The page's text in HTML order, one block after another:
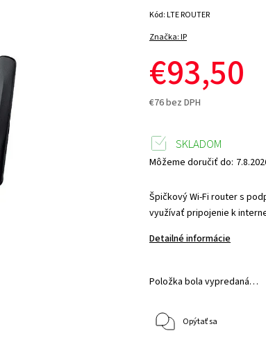
Značka:IP
€93,50
€76 bez DPH
Kód:LTE ROUTER
Špičkový Wi-Fi router s
využívať pripojenie k
Detailné informácie
Položka bola vypredaná…
SKLADOM
Môžeme doručiť do:
Opýtať sa